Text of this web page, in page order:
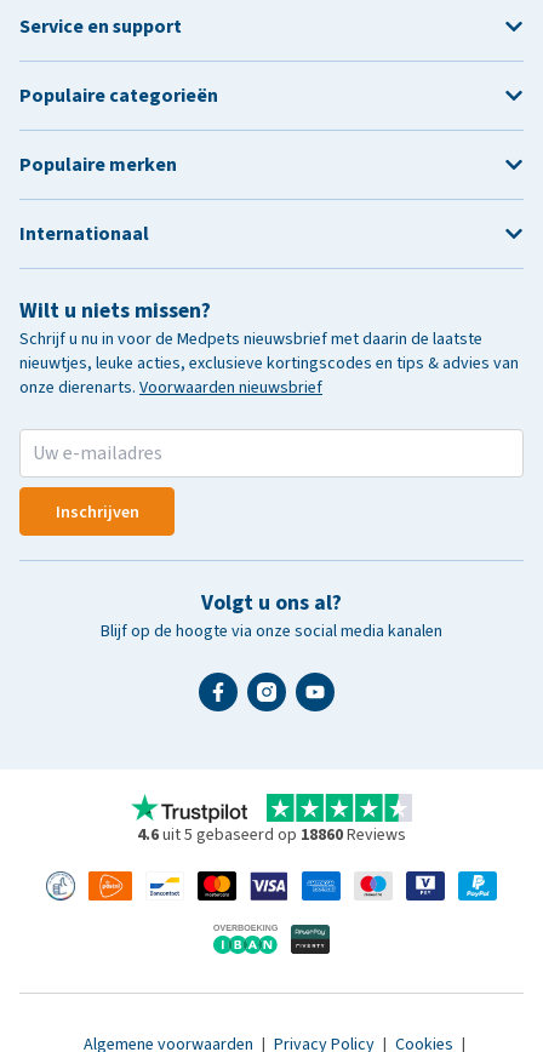
Wilt u niets missen?
Schrijf u nu in voor de Medpets nieuwsbrief met daarin de laatste
nieuwtjes, leuke acties, exclusieve kortingscodes en tips & advies van
onze dierenarts. Voorwaarden nieuwsbrief
Inschrijven
Volgt u ons al?
Blijf op de hoogte via onze social media kanalen
Service en support
Populaire categorieën
Populaire merken
Internationaal
4.6uit 5 gebaseerd op 18860Reviews
Algemene voorwaarden | Privacy Policy | Cookies |